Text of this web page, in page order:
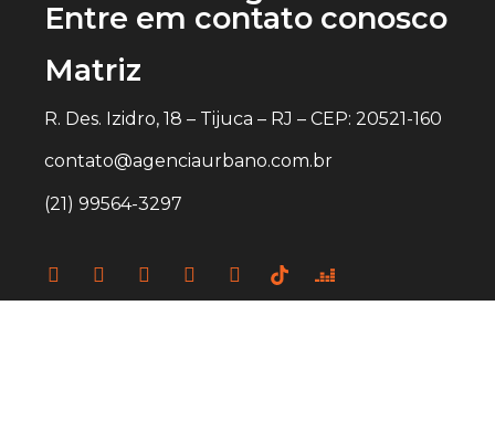
Entre em contato conosco
Matriz
R. Des. Izidro, 18 – Tijuca – RJ – CEP: 20521-160
contato@agenciaurbano.com.br
(21) 99564-3297